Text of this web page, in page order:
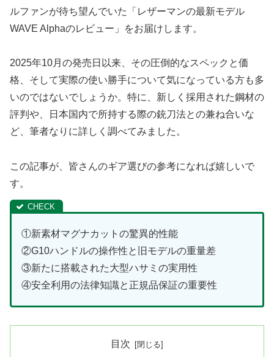
ルファンが待ち望んでいた「レザーマンの最新モデル
WAVE Alphaのレビュー」をお届けします。
2025年10月の発売日以来、その圧倒的なスペックと価
格、そして実際の使い勝手について気になっている方も多
いのではないでしょうか。特に、新しく採用された鋼材の
評判や、日本国内で所持する際の銃刀法との兼ね合いな
ど、筆者なりに詳しく調べてみました。
この記事が、皆さんのギア選びの参考になれば嬉しいで
す。
①新素材マグナカットの驚異的性能
②G10ハンドルの操作性と旧モデルの重量差
③新たに搭載された大型ハサミの実用性
④安全利用の法律知識と正規品保証の重要性
目次